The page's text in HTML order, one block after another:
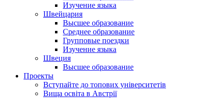
Изучение языка
Швейцария
Высшее образование
Среднее образование
Групповые поездки
Изучение языка
Швеция
Высшее образование
Проекты
Вступайте до топових університетів
Вища освіта в Австрії